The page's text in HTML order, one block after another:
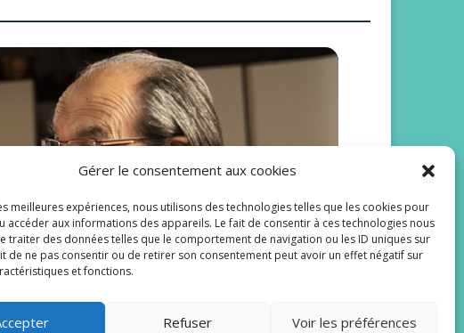
Gérer le consentement aux cookies
meilleures expériences, nous utilisons des technologies telles que les cookies pour
accéder aux informations des appareils. Le fait de consentir à ces technologies nous
traiter des données telles que le comportement de navigation ou les ID uniques sur
de ne pas consentir ou de retirer son consentement peut avoir un effet négatif sur
et fonctions.
Refuser Voir les préférences
Scènes de
pour le lundi 24